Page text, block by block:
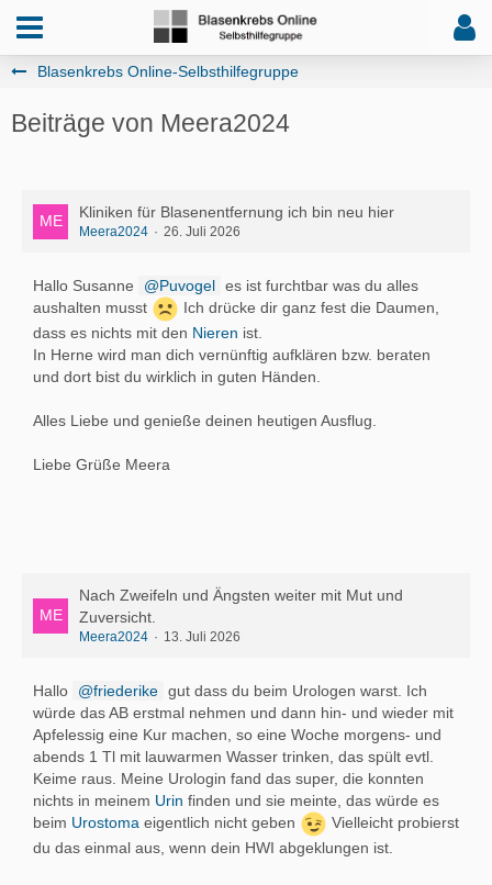
Blasenkrebs Online-Selbsthilfegruppe
Beiträge von Meera2024
Kliniken für Blasenentfernung ich bin neu hier
Meera2024 26. Juli 2026
Hallo Susanne Puvogel es ist furchtbar was du alles
aushalten musst
Ich drücke dir ganz fest die Daumen,
dass es nichts mit den Nieren ist.
In Herne wird man dich vernünftig aufklären bzw. beraten
und dort bist du wirklich in guten Händen.
Alles Liebe und genieße deinen heutigen Ausflug.
Liebe Grüße Meera
Nach Zweifeln und Ängsten weiter mit Mut und
Zuversicht.
Meera2024 13. Juli 2026
Hallo friederike gut dass du beim Urologen warst. Ich
würde das AB erstmal nehmen und dann hin- und wieder mit
Apfelessig eine Kur machen, so eine Woche morgens- und
abends 1 Tl mit lauwarmen Wasser trinken, das spült evtl.
Keime raus. Meine Urologin fand das super, die konnten
nichts in meinem Urin finden und sie meinte, das würde es
beim Urostoma eigentlich nicht geben
Vielleicht probierst
du das einmal aus, wenn dein HWI abgeklungen ist.